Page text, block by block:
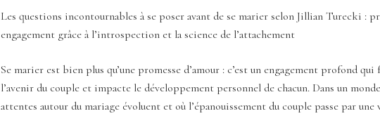
Les questions incontournables à se poser avant de se marier selon Jillian Turecki :
engagement grâce à l’introspection et la science de l’attachement
Se marier est bien plus qu’une promesse d’amour : c’est un engagement profond qui
l’avenir du couple et impacte le développement personnel de chacun. Dans un
attentes autour du mariage évoluent et où l’épanouissement du couple passe par